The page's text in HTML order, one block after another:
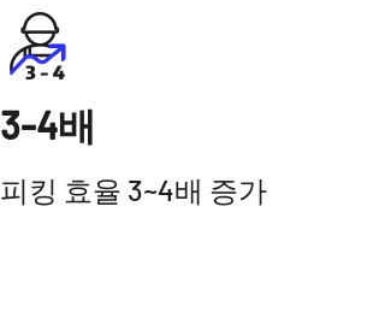
3-4배
피킹 효율 3~4배 증가